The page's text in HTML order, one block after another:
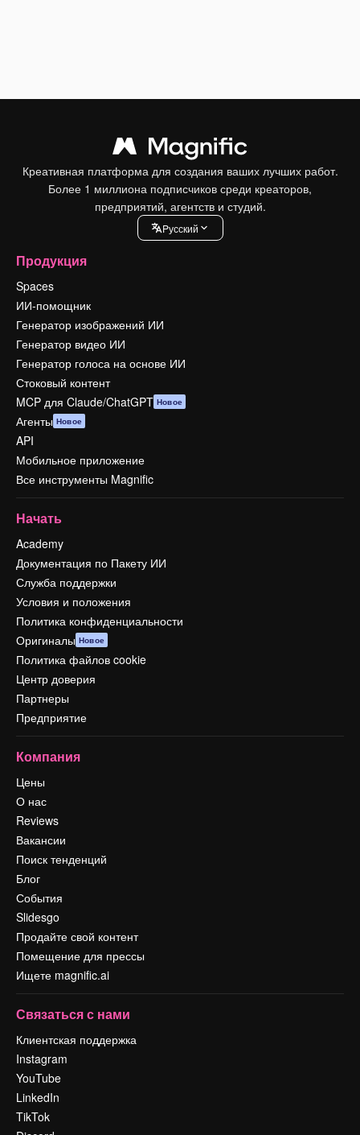
Креативная платформа для создания ваших лучших работ.
Более 1 миллиона подписчиков среди креаторов,
предприятий, агентств и студий.
Pусский
Продукция
Spaces
ИИ-помощник
Генератор изображений ИИ
Генератор видео ИИ
Генератор голоса на основе ИИ
Стоковый контент
MCP для Claude/ChatGPT Новое
Агенты Новое
API
Мобильное приложение
Все инструменты Magnific
Начать
Academy
Документация по Пакету ИИ
Служба поддержки
Условия и положения
Политика конфиденциальности
Оригиналы Новое
Политика файлов cookie
Центр доверия
Партнеры
Предприятие
Компания
Цены
О нас
Reviews
Вакансии
Поиск тенденций
Блог
События
Slidesgo
Продайте свой контент
Помещение для прессы
Ищете magnific.ai
Связаться с нами
Клиентская поддержка
Instagram
YouTube
LinkedIn
TikTok